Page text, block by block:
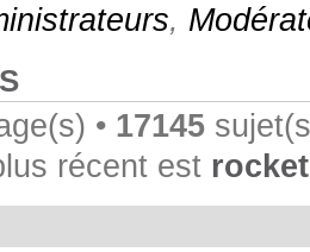
,
• 17145
récent est